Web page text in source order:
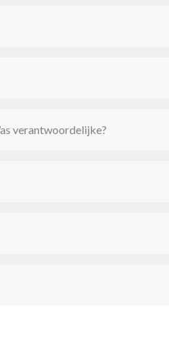
verantwoordelijke?